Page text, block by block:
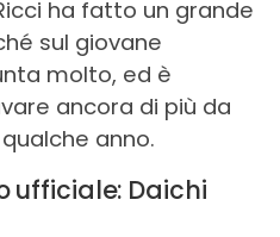
ha fatto un grande
sul giovane
molto, ed è
ancora di più da
anno.
Daichi